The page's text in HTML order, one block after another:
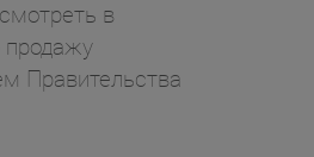
в
продажу
Правительства